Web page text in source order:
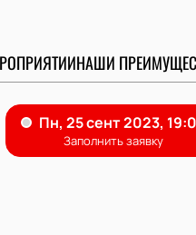
НАШИ